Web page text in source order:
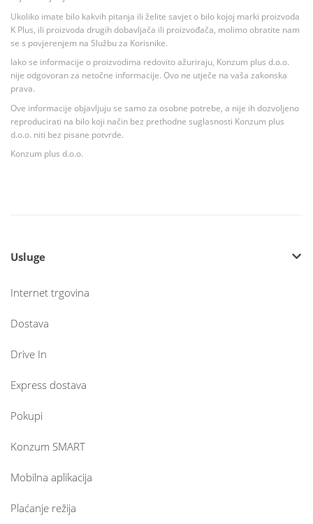
Ukoliko imate bilo kakvih pitanja ili želite savjet o bilo kojoj marki proizvoda
K Plus, ili proizvoda drugih dobavljača ili proizvođača, molimo obratite nam
se s povjerenjem na Službu za Korisnike.
Iako se informacije o proizvodima redovito ažuriraju, Konzum plus d.o.o.
nije odgovoran za netočne informacije. Ovo ne utječe na vaša zakonska
prava.
Ove informacije objavljuju se samo za osobne potrebe, a nije ih dozvoljeno
reproducirati na bilo koji način bez prethodne suglasnosti Konzum plus
d.o.o. niti bez pisane potvrde.
Konzum plus d.o.o.
Usluge
Internet trgovina
Dostava
Drive In
Express dostava
Pokupi
Konzum SMART
Mobilna aplikacija
Plaćanje režija